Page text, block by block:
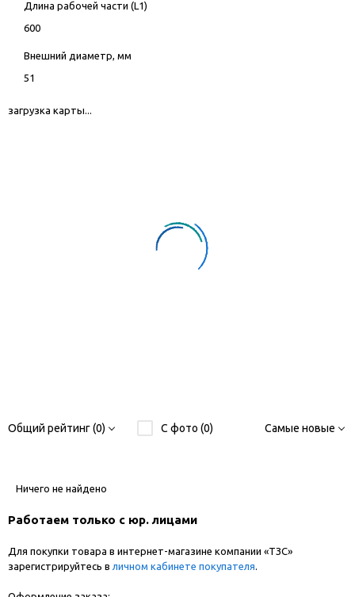
Длина рабочей части (L1)
600
Внешний диаметр, мм
51
загрузка карты...
Общий рейтинг (0) С фото (0) Самые новые
Ничего не найдено
Работаем только с юр. лицами
Для покупки товара в интернет-магазине компании «ТЗС»
зарегистрируйтесь в личном кабинете покупателя.